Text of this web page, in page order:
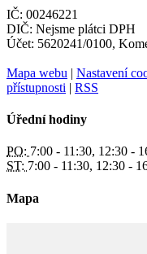
IČ: 00246221
DIČ: Nejsme plátci DPH
Účet: 5620241/0100,
Mapa webu | Nastavení
přístupnosti | RSS
Úřední hodiny
PO: 7:00 - 11:30, 12:30 -
ST: 7:00 - 11:30, 12:30 -
Mapa